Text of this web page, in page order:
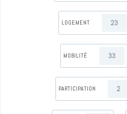
LOGEMENT 23
MOBILITÉ 33
PARTICIPATION 2